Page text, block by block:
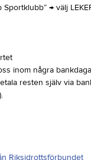
→ välj
inom några
resten själv via
Riksidrottsförbundet